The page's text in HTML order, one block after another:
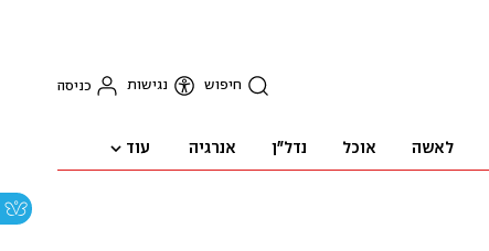
חיפוש נגישות כניסה
לאשה אוכל נדל"ן אנרגיה עוד